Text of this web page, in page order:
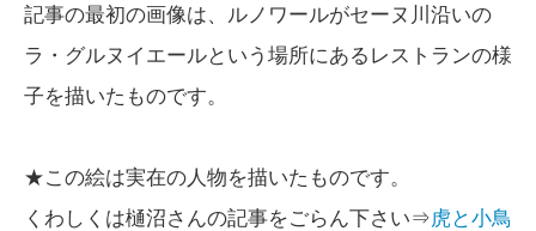
記事の最初の画像は、ルノワールがセーヌ川沿いの
ラ・グルヌイエールという場所にあるレストランの様
子を描いたものです。
★この絵は実在の人物を描いたものです。
くわしくは樋沼さんの記事をごらん下さい⇒虎と小鳥